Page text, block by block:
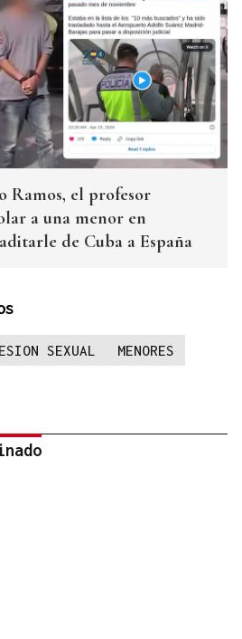
Ramos, el profesor
a una menor en
de Cuba a España
SEXUAL
MENORES